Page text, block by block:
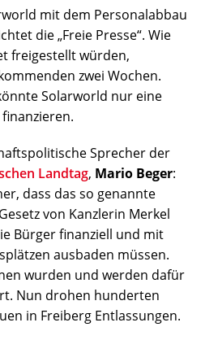
mit dem Personalabbau
die „Freie Presse“. Wie
freigestellt würden,
zwei Wochen.
Solarworld nur eine
Sprecher der
Landtag, Mario Beger:
dass das so genannte
von Kanzlerin Merkel
Bürger finanziell und mit
ausbaden müssen.
wurden und werden dafür
Nun drohen hunderten
in Freiberg Entlassungen.